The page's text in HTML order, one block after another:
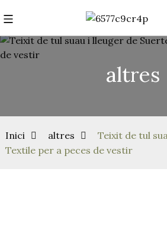
altres
Inici altres
Teixit de tul
Textile per a peces de vestir